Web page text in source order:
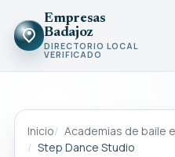
Empresas
Badajoz
DIRECTORIO LOCAL
VERIFICADO
Inicio
Academias de baile
Step Dance Studio